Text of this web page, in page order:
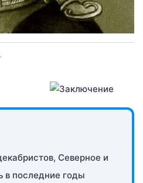
Северное и
в последние годы